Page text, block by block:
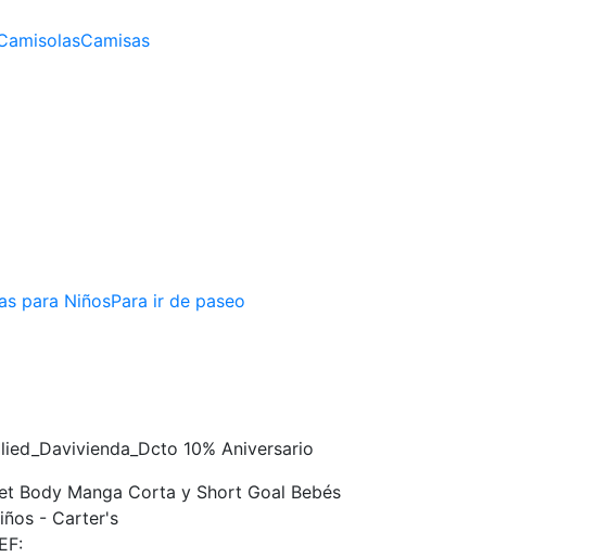
Camisas
para NiñosPara ir de paseo
10% Aniversario
Body Manga Corta y Short Goal Bebés
- Carter's